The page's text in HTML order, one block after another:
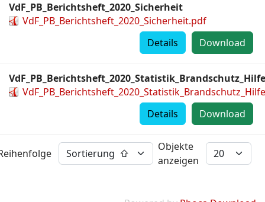
VdF_PB_Berichtsheft_2020_Sicherheit
VdF_PB_Berichtsheft_2020_Sicherheit.pdf
Download
Details
Download
Details
Objekte
anzeigen